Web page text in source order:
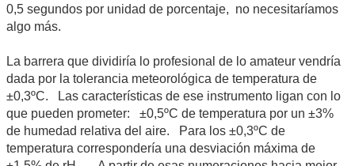
0,5 segundos por unidad de porcentaje, no necesitaríamos
algo más.
La barrera que dividiría lo profesional de lo amateur vendría
dada por la tolerancia meteorológica de temperatura de
±0,3ºC. Las características de ese instrumento ligan con lo
que pueden prometer: ±0,5ºC de temperatura por un ±3%
de humedad relativa del aire. Para los ±0,3ºC de
temperatura correspondería una desviación máxima de